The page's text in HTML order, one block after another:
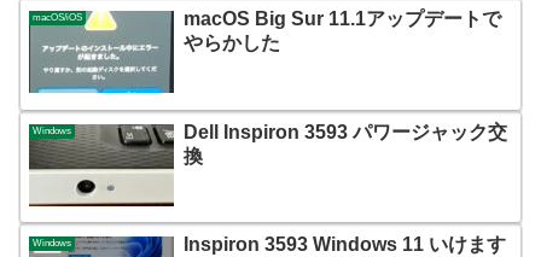
macOS/iOS
macOS Big Sur 11.1アップデートで
やらかした
Windows
Dell Inspiron 3593 パワージャック交
換
Windows Inspiron 3593 Windows 11 いけます